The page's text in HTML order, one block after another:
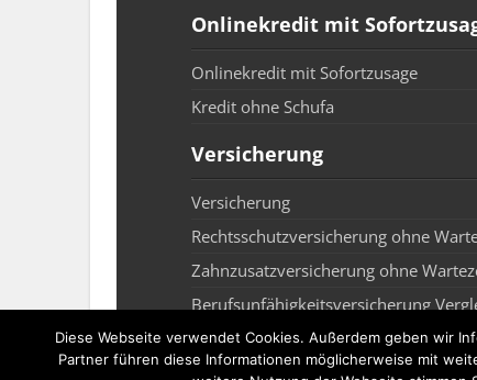
Onlinekredit mit
Onlinekredit mit Sofortzusage
Kredit ohne Schufa
Versicherung
Versicherung
Rechtsschutzversicherung ohne
Zahnzusatzversicherung ohne
Berufsunfähigkeitsversicherung
Rechtsschutzversicherung Test
Diese Webseite verwendet Cookies. Außerdem geben wir
Partner führen diese Informationen möglicherweise mit